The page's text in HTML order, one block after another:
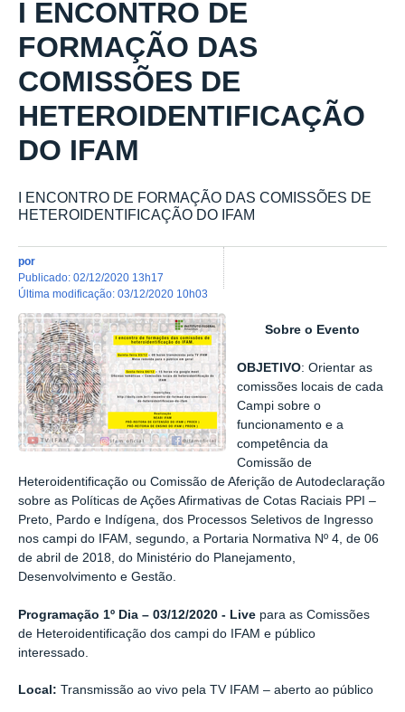
I ENCONTRO DE
FORMAÇÃO DAS
COMISSÕES DE
HETEROIDENTIFICAÇÃO
DO IFAM
I ENCONTRO DE FORMAÇÃO DAS COMISSÕES DE
HETEROIDENTIFICAÇÃO DO IFAM
por
publicado: 02/12/2020 13h17
última modificação: 03/12/2020 10h03
Sobre o Evento
OBJETIVO: Orientar as
comissões locais de cada
Campi sobre o
funcionamento e a
competência da
Comissão de
Heteroidentificação ou Comissão de Aferição de Autodeclaração
sobre as Políticas de Ações Afirmativas de Cotas Raciais PPI –
Preto, Pardo e Indígena, dos Processos Seletivos de Ingresso
nos campi do IFAM, segundo, a Portaria Normativa Nº 4, de 06
de abril de 2018, do Ministério do Planejamento,
Desenvolvimento e Gestão.
Programação 1º Dia – 03/12/2020 - Live para as Comissões
de Heteroidentificação dos campi do IFAM e público
interessado.
Local: Transmissão ao vivo pela TV IFAM – aberto ao público